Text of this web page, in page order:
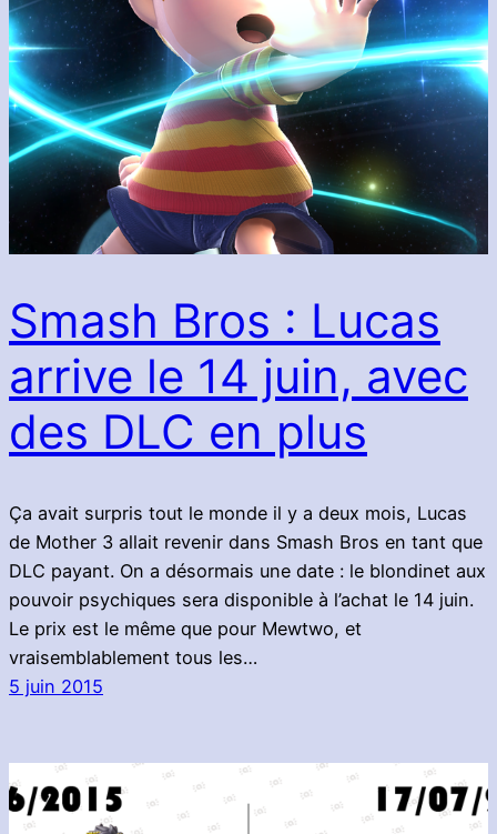
Smash Bros : Lucas
arrive le 14 juin, avec
des DLC en plus
Ça avait surpris tout le monde il y a deux mois, Lucas
de Mother 3 allait revenir dans Smash Bros en tant que
DLC payant. On a désormais une date : le blondinet aux
pouvoir psychiques sera disponible à l’achat le 14 juin.
Le prix est le même que pour Mewtwo, et
vraisemblablement tous les…
5 juin 2015